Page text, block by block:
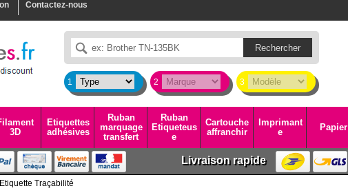
Contactez-nous
1 2 3
3D
Etiquettes
adhésives
Ruban
marquage
transfert
Ruban
Etiqueteus
e
Cartouche
affranchir
Imprimant
e
Papier
Livraison rapide
Traçabilité